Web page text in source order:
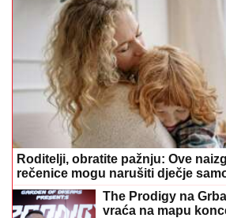
Roditelji, obratite pažnju: Ove
rečenice mogu narušiti dječje
The Prodigy na
vraća na mapu